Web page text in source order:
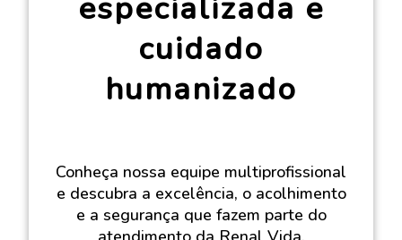
especializada e
cuidado
humanizado
Conheça nossa equipe multiprofissional
e descubra a excelência, o acolhimento
e a segurança que fazem parte do